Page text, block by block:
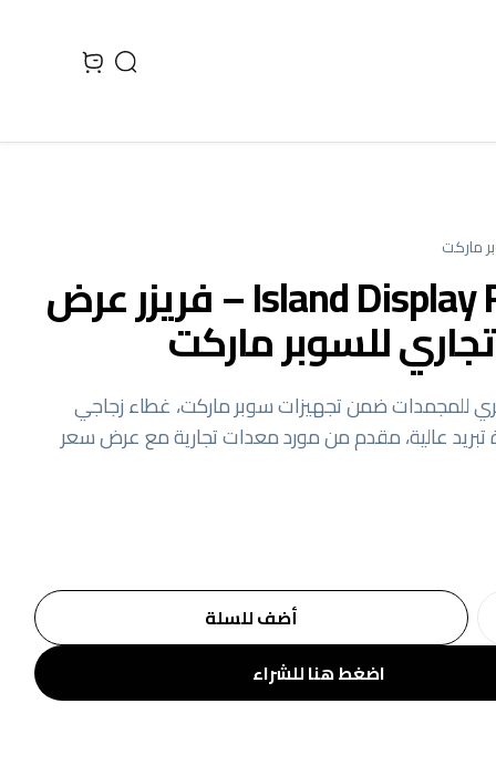
Search
view bag
ماركت
Island Display Freezer – فريزر عرض
للسوبر ماركت
للمجمدات ضمن تجهيزات سوبر ماركت، غطاء زجاجي
عالية، مقدم من مورد معدات تجارية مع عرض سعر
اضغط هنا للشراء
أضف للسلة